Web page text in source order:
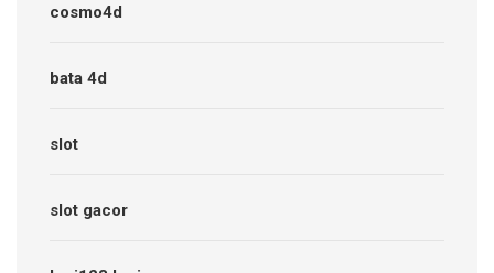
cosmo4d
bata 4d
slot
slot gacor